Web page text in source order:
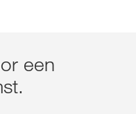
een